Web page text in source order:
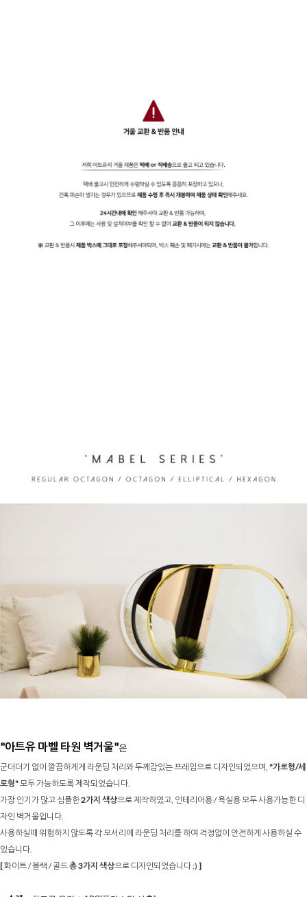
"아트유 마벨 타원 벽거울"은
군더더기 없이 깔끔하게게 라운딩 처리와 두께감있는 프레임으로 디자인되었으며, "가로형/세
로형"모두 가능하도록 제작되었습니다.
가장 인기가 많고 심플한2가지 색상으로 제작하였고, 인테리어용 / 욕실용 모두 사용가능한 디
자인 벽거울입니다.
사용하실때 위험하지 않도록 각 모서리에 라운딩 처리를 하여 걱정없이 안전하게 사용하실 수
있습니다.
[화이트 / 블랙 / 골드총 3가지 색상으로 디자인되었습니다 :) ]